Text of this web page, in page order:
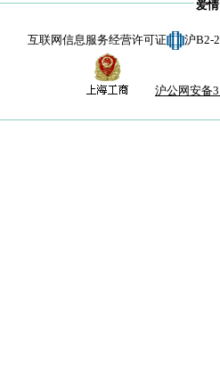
爱
互联网信息服务经营许可证 沪B2-
沪公网安备